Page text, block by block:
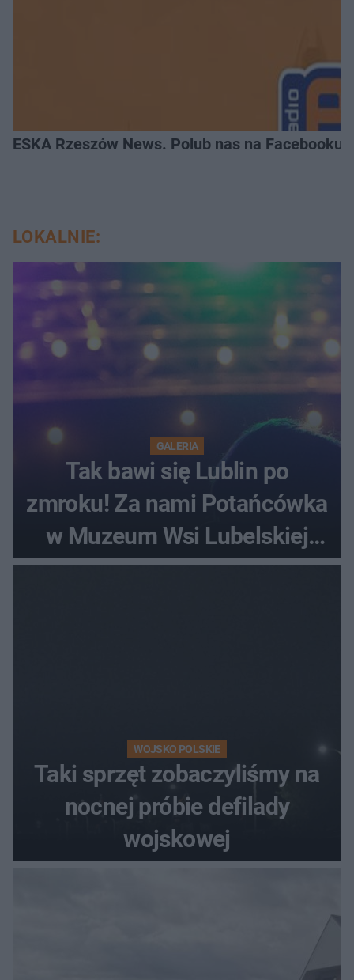
ESKA Rzeszów News. Polub nas na Facebooku!
LOKALNIE:
GALERIA
Tak bawi się Lublin po
zmroku! Za nami Potańcówka
w Muzeum Wsi Lubelskiej
[ZDJĘCIA]
WOJSKO POLSKIE
Taki sprzęt zobaczyliśmy na
nocnej próbie defilady
wojskowej